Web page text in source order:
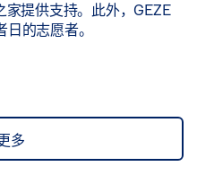
提供支持。此外，GEZE
的志愿者。
多